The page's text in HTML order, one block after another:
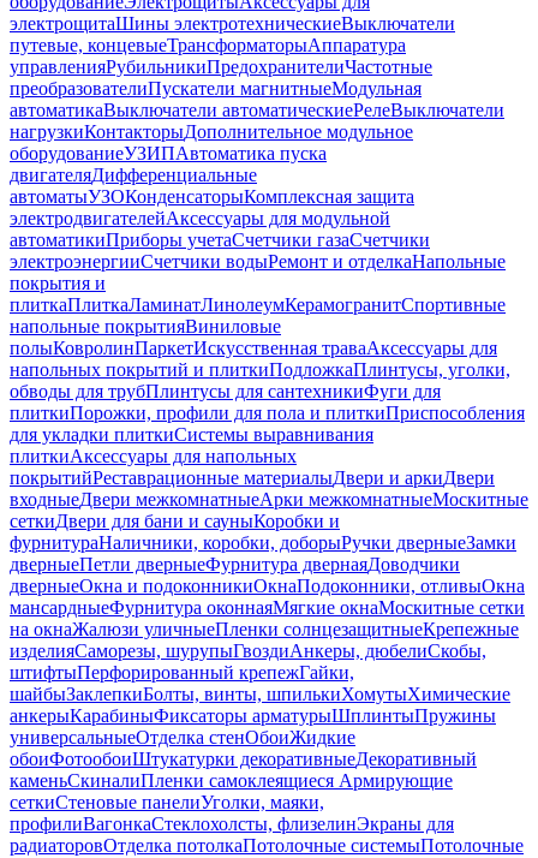
электрощитаШины электротехническиеВыключатели
путевые, концевыеТрансформаторыАппаратура
управленияРубильникиПредохранителиЧастотные
преобразователиПускатели магнитныеМодульная
автоматикаВыключатели автоматическиеРелеВыключатели
нагрузкиКонтакторыДополнительное модульное
оборудованиеУЗИПАвтоматика пуска
двигателяДифференциальные
автоматыУЗОКонденсаторыКомплексная защита
электродвигателейАксессуары для модульной
автоматикиПриборы учетаСчетчики газаСчетчики
электроэнергииСчетчики водыРемонт и отделкаНапольные
покрытия и
плиткаПлиткаЛаминатЛинолеумКерамогранитСпортивные
напольные покрытияВиниловые
полыКовролинПаркетИскусственная траваАксессуары для
напольных покрытий и плиткиПодложкаПлинтусы, уголки,
обводы для трубПлинтусы для сантехникиФуги для
плиткиПорожки, профили для пола и плиткиПриспособления
для укладки плиткиСистемы выравнивания
плиткиАксессуары для напольных
покрытийРеставрационные материалыДвери и аркиДвери
входныеДвери межкомнатныеАрки межкомнатныеМоскитные
сеткиДвери для бани и сауныКоробки и
фурнитураНаличники, коробки, доборыРучки дверныеЗамки
дверныеПетли дверныеФурнитура двернаяДоводчики
дверныеОкна и подоконникиОкнаПодоконники, отливыОкна
мансардныеФурнитура оконнаяМягкие окнаМоскитные сетки
на окнаЖалюзи уличныеПленки солнцезащитныеКрепежные
изделияСаморезы, шурупыГвоздиАнкеры, дюбелиСкобы,
штифтыПерфорированный крепежГайки,
шайбыЗаклепкиБолты, винты, шпилькиХомутыХимические
анкерыКарабиныФиксаторы арматурыШплинтыПружины
универсальныеОтделка стенОбоиЖидкие
обоиФотообоиШтукатурки декоративныеДекоративный
каменьСкиналиПленки самоклеящиеся Армирующие
сеткиСтеновые панелиУголки, маяки,
профилиВагонкаСтеклохолсты, флизелинЭкраны для
радиаторовОтделка потолкаПотолочные системыПотолочные